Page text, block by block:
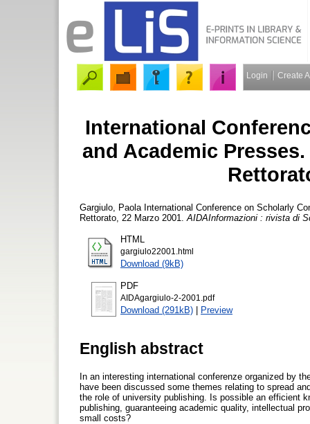
Login Create
International
and Academic
Gargiulo, Paola International Conference on Scholarly
Rettorato, 22 Marzo 2001. AIDAInformazioni : rivista di
HTML
gargiulo22001.html
Download (9kB)
PDF
AIDAgargiulo-2-2001.pdf
Download (291kB) | Preview
English abstract
In an interesting international conferenze organized by
have been discussed some themes relating to spread
the role of university publishing. Is possible an efficient
publishing, guaranteeing academic quality, intellectual
small costs?